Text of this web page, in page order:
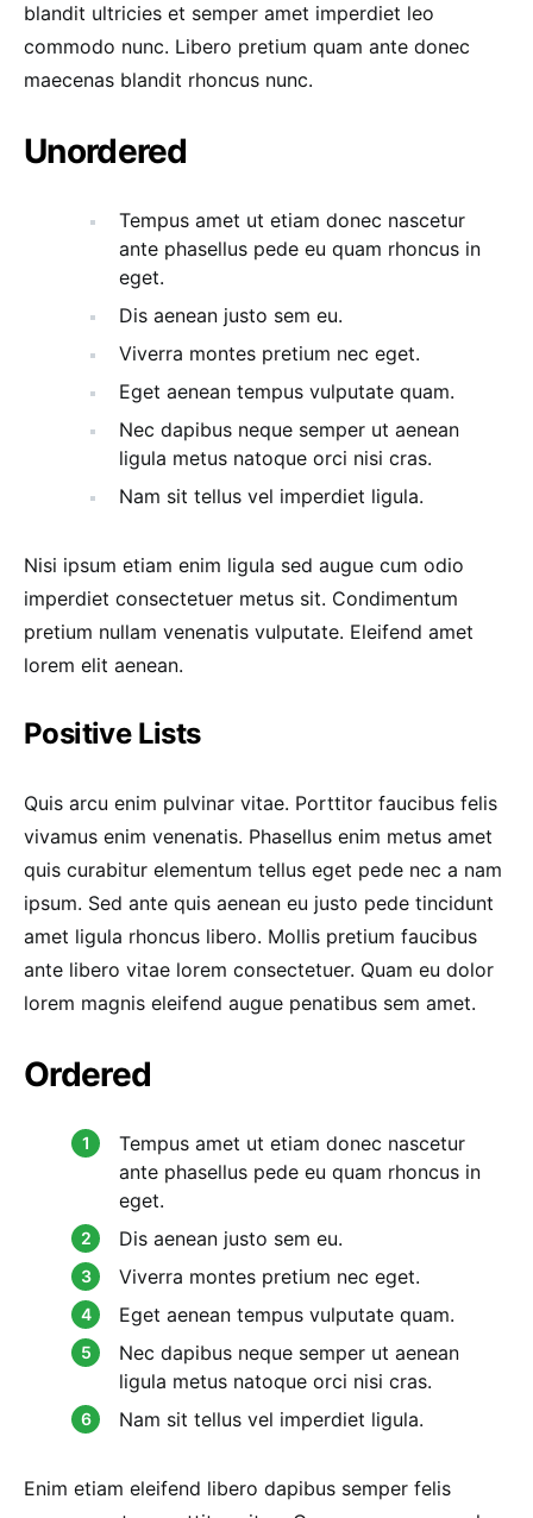
blandit ultricies et semper amet imperdiet leo
commodo nunc. Libero pretium quam ante donec
maecenas blandit rhoncus nunc.
Unordered
Tempus amet ut etiam donec nascetur
ante phasellus pede eu quam rhoncus in
eget.
Dis aenean justo sem eu.
Viverra montes pretium nec eget.
Eget aenean tempus vulputate quam.
Nec dapibus neque semper ut aenean
ligula metus natoque orci nisi cras.
Nam sit tellus vel imperdiet ligula.
Nisi ipsum etiam enim ligula sed augue cum odio
imperdiet consectetuer metus sit. Condimentum
pretium nullam venenatis vulputate. Eleifend amet
lorem elit aenean.
Positive Lists
Quis arcu enim pulvinar vitae. Porttitor faucibus felis
vivamus enim venenatis. Phasellus enim metus amet
quis curabitur elementum tellus eget pede nec a nam
ipsum. Sed ante quis aenean eu justo pede tincidunt
amet ligula rhoncus libero. Mollis pretium faucibus
ante libero vitae lorem consectetuer. Quam eu dolor
lorem magnis eleifend augue penatibus sem amet.
Ordered
Tempus amet ut etiam donec nascetur
ante phasellus pede eu quam rhoncus in
eget.
Dis aenean justo sem eu.
Viverra montes pretium nec eget.
Eget aenean tempus vulputate quam.
Nec dapibus neque semper ut aenean
ligula metus natoque orci nisi cras.
Nam sit tellus vel imperdiet ligula.
Enim etiam eleifend libero dapibus semper felis